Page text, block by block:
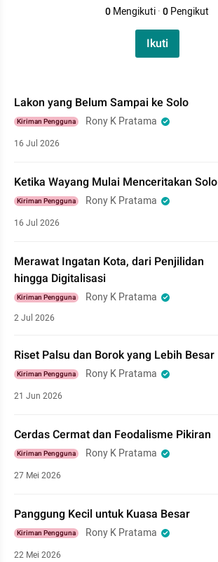
0Mengikuti·0Pengikut
Ikuti
Lakon yang Belum Sampai ke Solo
Kiriman Pengguna Rony K Pratama
16 Jul 2026
Ketika Wayang Mulai Menceritakan Solo
Kiriman Pengguna Rony K Pratama
16 Jul 2026
Merawat Ingatan Kota, dari Penjilidan
hingga Digitalisasi
Kiriman Pengguna Rony K Pratama
2 Jul 2026
Riset Palsu dan Borok yang Lebih Besar
Kiriman Pengguna Rony K Pratama
21 Jun 2026
Cerdas Cermat dan Feodalisme Pikiran
Kiriman Pengguna Rony K Pratama
27 Mei 2026
Panggung Kecil untuk Kuasa Besar
Kiriman Pengguna Rony K Pratama
22 Mei 2026